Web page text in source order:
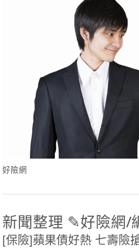
好險網
新聞整理 ✎好險網/
[保險]蘋果債好熱 七壽險